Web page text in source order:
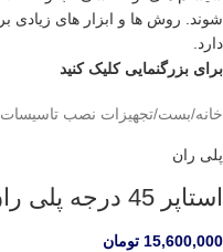
برای بزرگنمایی کلیک کنید
خانه/بست/تجهیزات نصب تاسیسات
پلی ران
استاپر 45 درجه پلی ران
15,600,000 تومان